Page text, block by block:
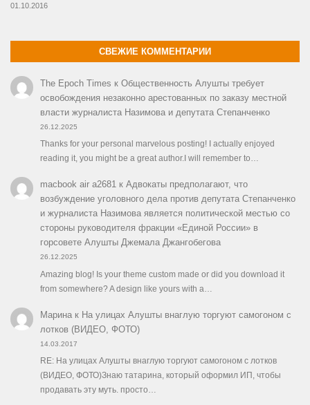
01.10.2016
СВЕЖИЕ КОММЕНТАРИИ
The Epoch Times к Общественность Алушты требует
освобождения незаконно арестованных по заказу местной
власти журналиста Назимова и депутата Степанченко
26.12.2025
Thanks for your personal marvelous posting! I actually enjoyed
reading it, you might be a great author.I will remember to…
macbook air a2681к Адвокаты предполагают, что
возбуждение уголовного дела против депутата Степанченко
и журналиста Назимова является политической местью со
стороны руководителя фракции «Единой России» в
горсовете Алушты Джемала Джангобегова
26.12.2025
Amazing blog! Is your theme custom made or did you download it
from somewhere? A design like yours with a…
Маринак На улицах Алушты внаглую торгуют самогоном с
лотков (ВИДЕО, ФОТО)
14.03.2017
RE: На улицах Алушты внаглую торгуют самогоном с лотков
(ВИДЕО, ФОТО)Знаю татарина, который оформил ИП, чтобы
продавать эту муть. просто…